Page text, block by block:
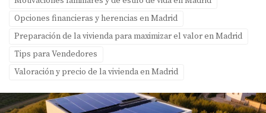
Opciones financieras y herencias en Madrid
Preparación de la vivienda para maximizar el valor en Madrid
Tips para Vendedores
Valoración y precio de la vivienda en Madrid